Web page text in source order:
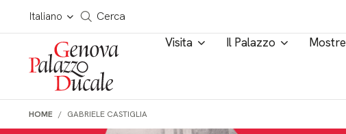
Salta al contenuto
Italiano
Cerca in tutto il sito
Cerca
Visita Il Palazzo Mostre
HOME GABRIELE CASTIGLIA